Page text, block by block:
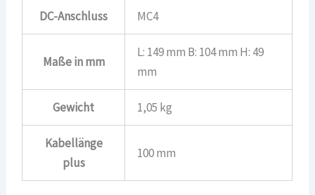
DC-Anschluss MC4
Maße in mm
L: 149 mm B: 104 mm H: 49
mm
Gewicht 1,05 kg
Kabellänge
plus
100 mm